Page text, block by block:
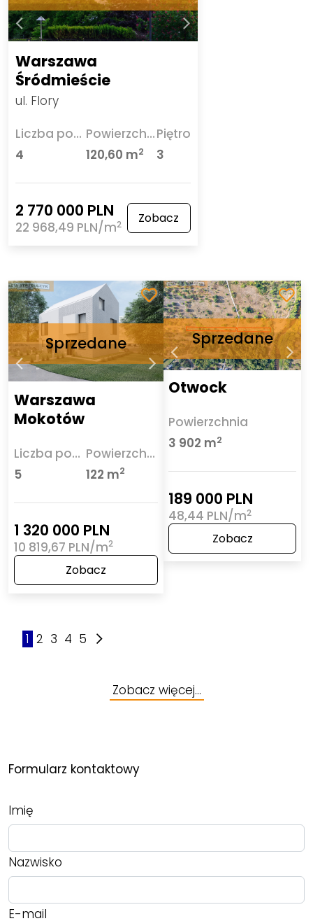
Warszawa
Śródmieście
ul. Flory
Liczba pokoi
4
Powierzchnia
120,60 m2
Piętro
3
2 770 000 PLN
22 968,49 PLN/m2 Zobacz
Warszawa
Mokotów
Liczba pokoi
5
Powierzchnia
122 m2
1 320 000 PLN
10 819,67 PLN/m2
Zobacz
Otwock
Powierzchnia
3 902 m2
189 000 PLN
48,44 PLN/m2
Zobacz
1 2 3 4 5
Zobacz więcej…
Formularz kontaktowy
Imię
Nazwisko
E-mail